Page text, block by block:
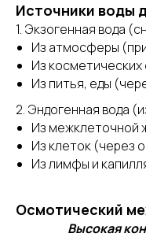
Источники воды
1. Экзогенная вода
Из атмосферы
Из косметических
Из питья, еды
2. Эндогенная вода
Из межклеточной
Из клеток (через
Из лимфы и
Осмотический
Высокая